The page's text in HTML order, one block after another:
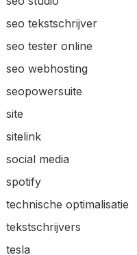
seo tekstschrijver
seo tester online
seo webhosting
seopowersuite
site
sitelink
social media
spotify
technische optimalisatie
tekstschrijvers
tesla